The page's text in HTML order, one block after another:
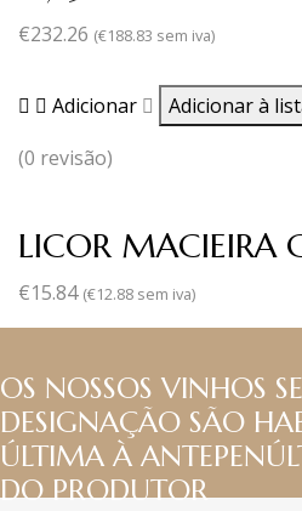
€232.26 (€188.83 sem iva)
Adicionar Adicionar à
(0 revisão)
LICOR MACIEIRA
€15.84 (€12.88 sem iva)
OS NOSSOS VINHOS
DESIGNAÇÃO SÃO
ÚLTIMA À
DO PRODUTOR